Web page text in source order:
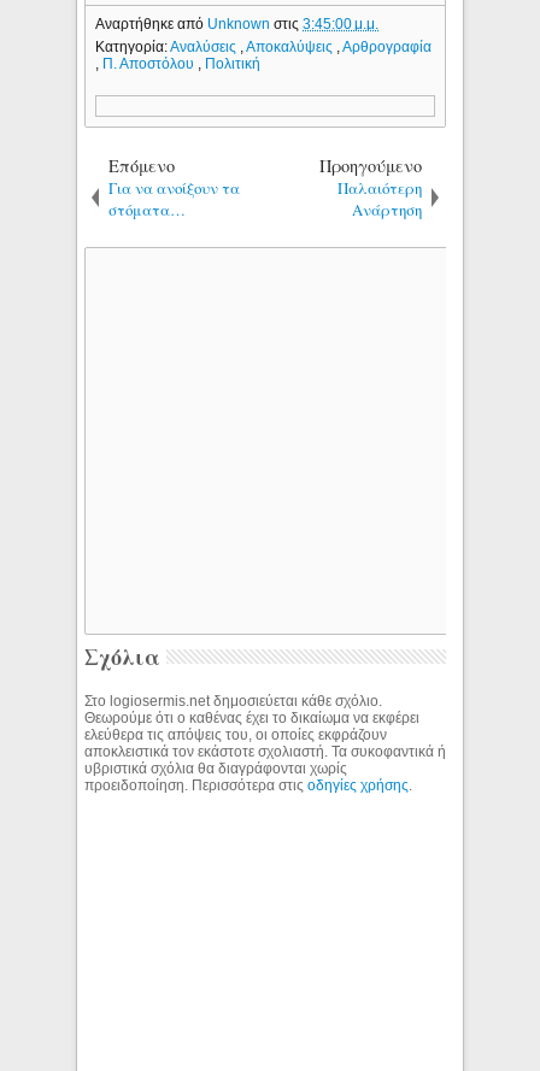
Αναρτήθηκε από Unknownστις3:45:00 μ.μ.
Κατηγορία:Αναλύσεις ,Αποκαλύψεις ,Αρθρογραφία
, Π. Αποστόλου , Πολιτική
Επόμενο
Για να ανοίξουν τα
στόματα…
Προηγούμενο
Παλαιότερη
Ανάρτηση
Σχόλια
Στο logiosermis.net δημοσιεύεται κάθε σχόλιο.
Θεωρούμε ότι ο καθένας έχει το δικαίωμα να εκφέρει
ελεύθερα τις απόψεις του, οι οποίες εκφράζουν
αποκλειστικά τον εκάστοτε σχολιαστή. Τα συκοφαντικά ή
υβριστικά σχόλια θα διαγράφονται χωρίς
προειδοποίηση. Περισσότερα στιςοδηγίες χρήσης.